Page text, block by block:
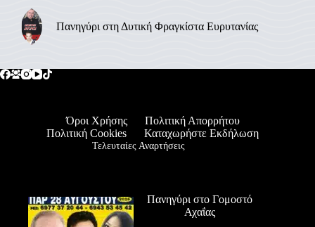
Πανηγύρι στη Δυτική Φραγκίστα Ευρυτανίας
Όροι Χρήσης
Πολιτική Απορρήτου
Πολιτική Cookies
Καταχωρήστε Εκδήλωση
Τελευταίες Αναρτήσεις
Πανηγύρι στο Γομοστό
Αχαΐας